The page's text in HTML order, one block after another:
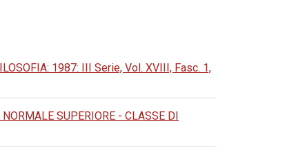
1987: III Serie, Vol. XVIII, Fasc. 1,
SUPERIORE - CLASSE DI